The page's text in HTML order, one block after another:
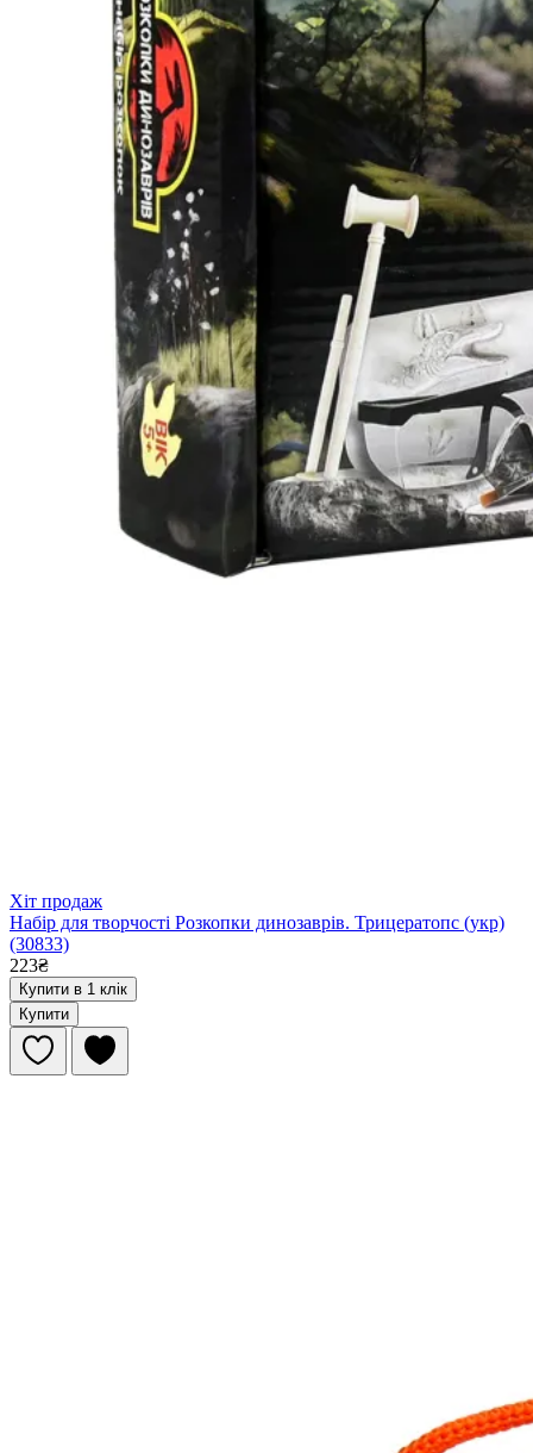
Хіт продаж
Набір для творчості Розкопки динозаврів. Трицератопс (укр)
(30833)
223₴
Купити в 1 клік
Купити